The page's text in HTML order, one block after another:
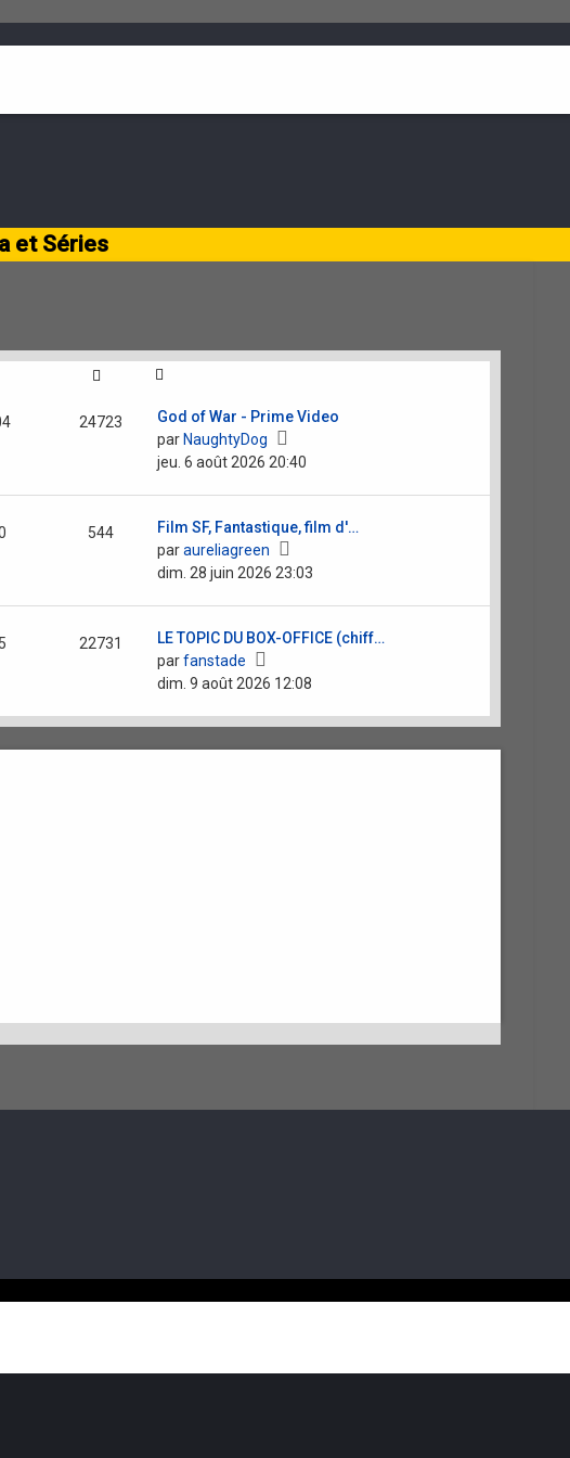
et Séries
24723
God of War - Prime Video
par NaughtyDog
le
jeu. 6 août 2026 20:40
544
Film SF, Fantastique, film d'…
paraureliagreen
le
dim. 28 juin 2026 23:03
22731
LE TOPIC DU BOX-OFFICE (chiff…
parfanstade
le
message
dim. 9 août 2026 12:08